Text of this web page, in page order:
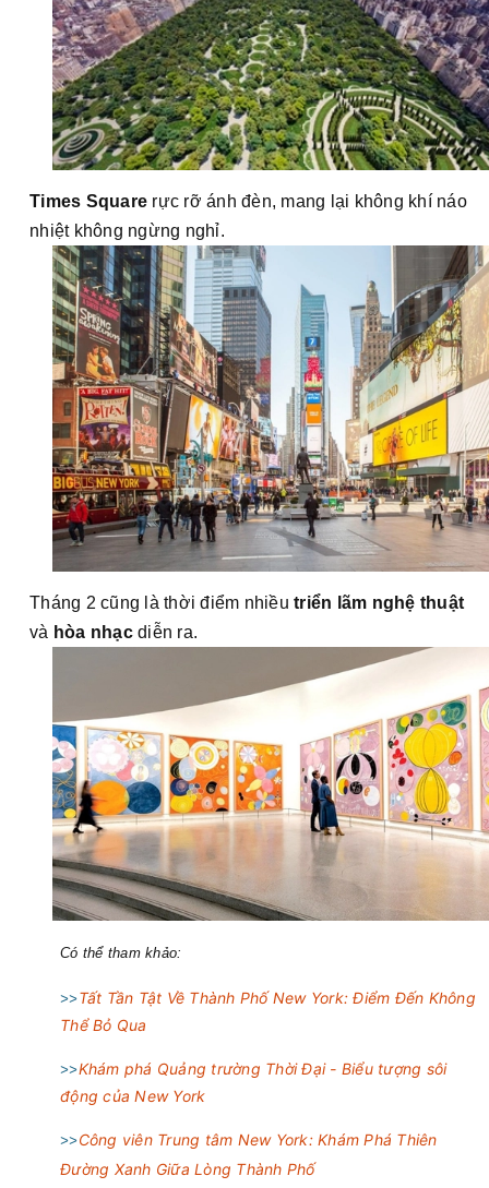
Times Square rực rỡ ánh đèn, mang lại không khí náo
nhiệt không ngừng nghỉ.
Tháng 2 cũng là thời điểm nhiều triển lãm nghệ thuật
và hòa nhạcdiễn ra.
Có thể tham khảo:
>>Tất Tần Tật Về Thành Phố New York: Điểm Đến Không
Thể Bỏ Qua
>>Khám phá Quảng trường Thời Đại - Biểu tượng sôi
động của New York
>>Công viên Trung tâm New York: Khám Phá Thiên
Đường Xanh Giữa Lòng Thành Phố